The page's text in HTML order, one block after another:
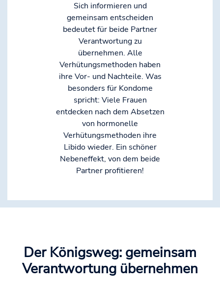
Sich informieren und
gemeinsam entscheiden
bedeutet für beide Partner
Verantwortung zu
übernehmen. Alle
Verhütungsmethoden haben
ihre Vor- und Nachteile. Was
besonders für Kondome
spricht: Viele Frauen
entdecken nach dem Absetzen
von hormonelle
Verhütungsmethoden ihre
Libido wieder. Ein schöner
Nebeneffekt, von dem beide
Partner profitieren!
Der Königsweg: gemeinsam
Verantwortung übernehmen